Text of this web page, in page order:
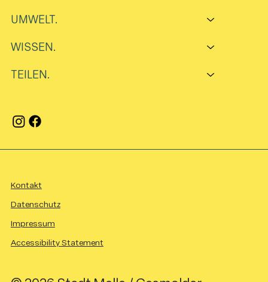
UMWELT.
WISSEN.
TEILEN.
Kontakt
Impressum
Accessibility Statement
Datenschutz